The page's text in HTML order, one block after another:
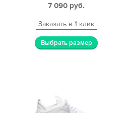
7 090 руб.
Заказать в 1 клик
Выбрать размер